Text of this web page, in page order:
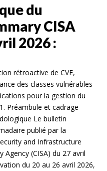
du
CISA
2026 :
rétroactive de CVE,
des classes vulnérables
pour la gestion du
Préambule et cadrage
Le bulletin
publié par la
and Infrastructure
Agency (CISA) du 27 avril
du 20 au 26 avril 2026,